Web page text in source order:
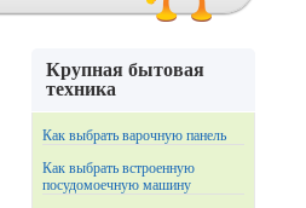
Крупная бытовая
техника
Как выбрать варочную панель
Как выбрать встроенную
посудомоечную машину